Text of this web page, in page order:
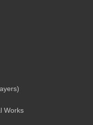
Works